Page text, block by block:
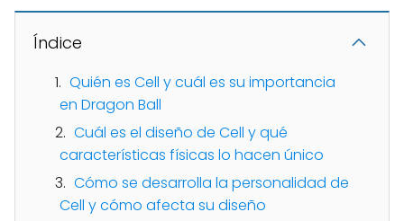
Índice
Quién es Cell y cuál es su importancia
en Dragon Ball
Cuál es el diseño de Cell y qué
características físicas lo hacen único
Cómo se desarrolla la personalidad de
Cell y cómo afecta su diseño